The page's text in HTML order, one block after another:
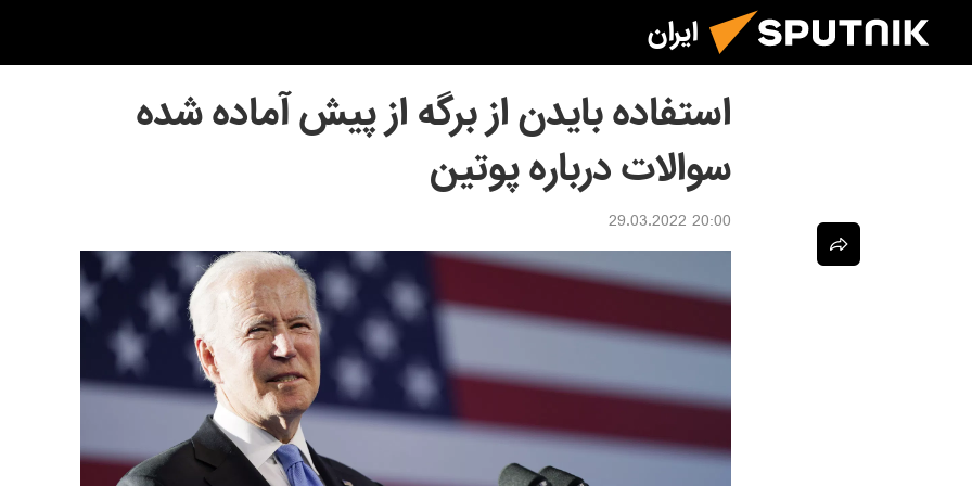
ایران
استفاده بایدن از برگه از پیش آماده شده
سوالات درباره پوتین
20:00 29.03.2022